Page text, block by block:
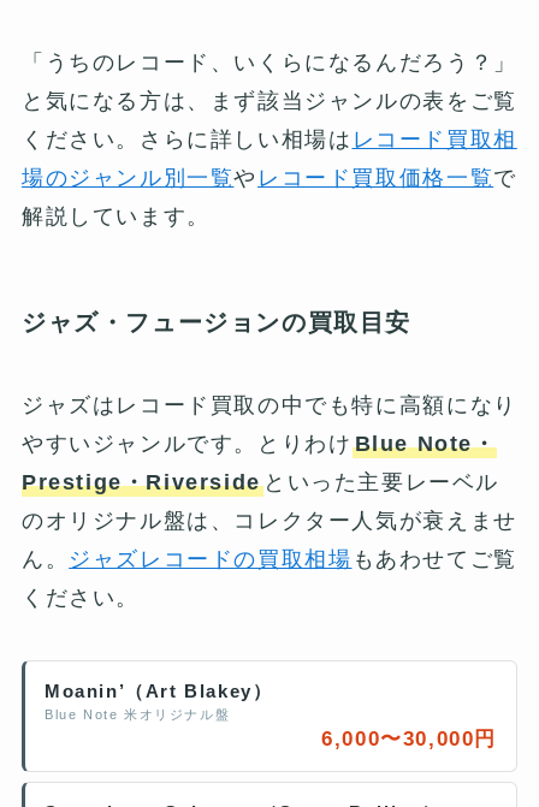
「うちのレコード、いくらになるんだろう？」
と気になる方は、まず該当ジャンルの表をご覧
ください。さらに詳しい相場は レコード買取相
場のジャンル別一覧や レコード買取価格一覧で
解説しています。
ジャズ・フュージョンの買取目安
ジャズはレコード買取の中でも特に高額になり
やすいジャンルです。とりわけ Blue Note・
Prestige・Riversideといった主要レーベル
のオリジナル盤は、コレクター人気が衰えませ
ん。 ジャズレコードの買取相場 もあわせてご覧
ください。
Moanin’（Art Blakey）
Blue Note 米オリジナル盤
6,000〜30,000円